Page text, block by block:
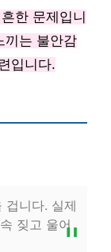
한 문제입니
끼는 불안감
입니다.
겁니다. 실제
짖고 울어